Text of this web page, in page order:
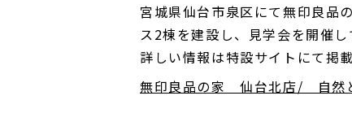
宮城県仙台市泉区にて無印良品
ス2棟を建設し、見学会を開催し
詳しい情報は特設サイトにて掲
無印良品の家 仙台北店/ 自然